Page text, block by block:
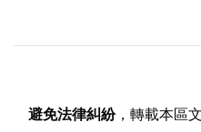
避免法律糾紛，轉載本區